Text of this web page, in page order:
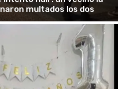
multados los dos